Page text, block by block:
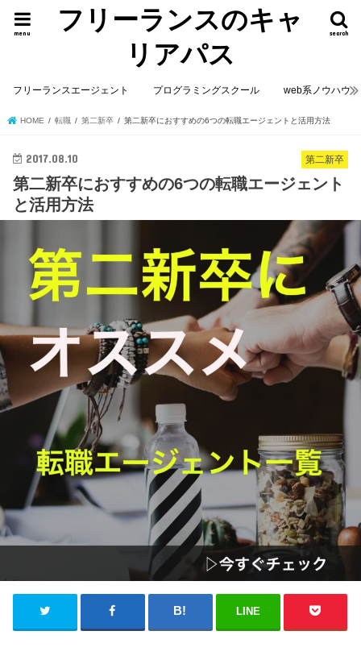
フリーランスのキャ
リアパス
search
menu
フリーランスエージェント プログラミングスクール web系ノウハウ
HOME 転職 第二新卒 第二新卒におすすめの6つの転職エージェントと活用方法
第二新卒
2017.08.10
第二新卒におすすめの6つの転職エージェント
と活用方法
LINE